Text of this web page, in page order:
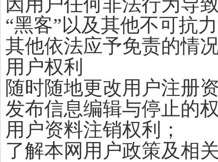
“黑客”以及其他不可抗
其他依法应予免责的情
用户权利
随时随地更改用户注册
发布信息编辑与停止的
用户资料注销权利；
了解本网用户政策及相